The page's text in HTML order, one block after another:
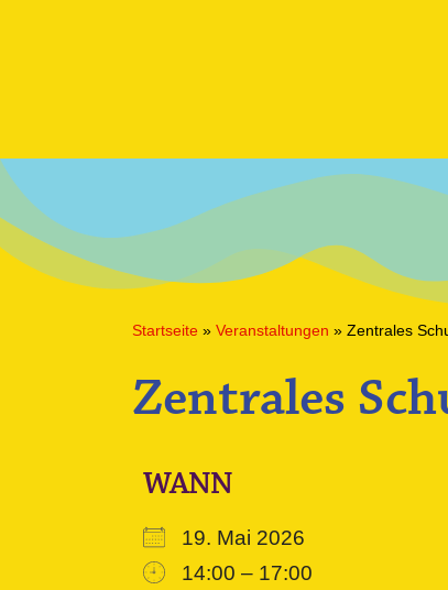
Startseite » Veranstaltungen » Zentrales
Zentrales
WANN
19. Mai 2026
14:00 – 17:00